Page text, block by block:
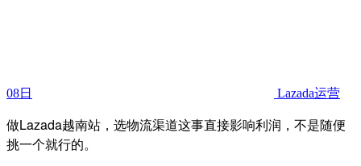
08日 Lazada运营
做Lazada越南站，选物流渠道这事直接影响利润，不是随便
挑一个就行的。